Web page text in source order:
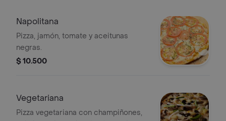
Napolitana
Pizza, jamón, tomate y aceitunas
negras.
$ 10.500
Vegetariana
Pizza vegetariana con champiñones,